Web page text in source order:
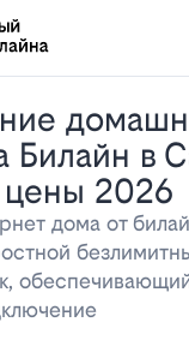
Билайн в
2026
дома от